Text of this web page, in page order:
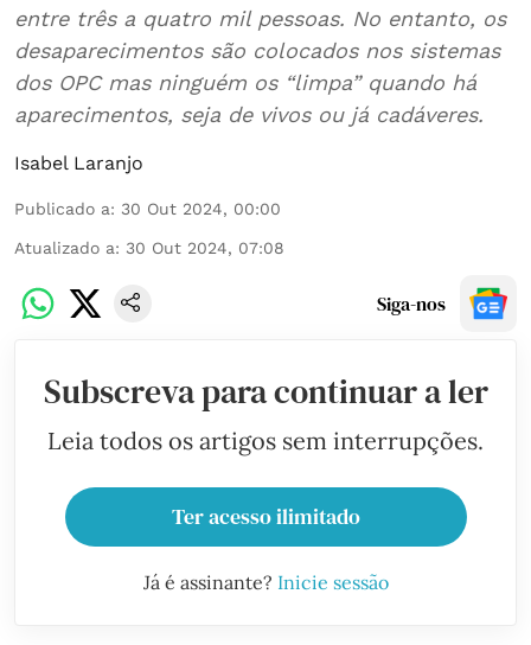
entre três a quatro mil pessoas. No entanto, os
desaparecimentos são colocados nos sistemas
dos OPC mas ninguém os “limpa” quando há
aparecimentos, seja de vivos ou já cadáveres.
Isabel Laranjo
Publicado a: 30 Out 2024, 00:00
Atualizado a: 30 Out 2024, 07:08
Siga-nos
Subscreva para continuar a ler
Leia todos os artigos sem interrupções.
Ter acesso ilimitado
Já é assinante? Inicie sessão